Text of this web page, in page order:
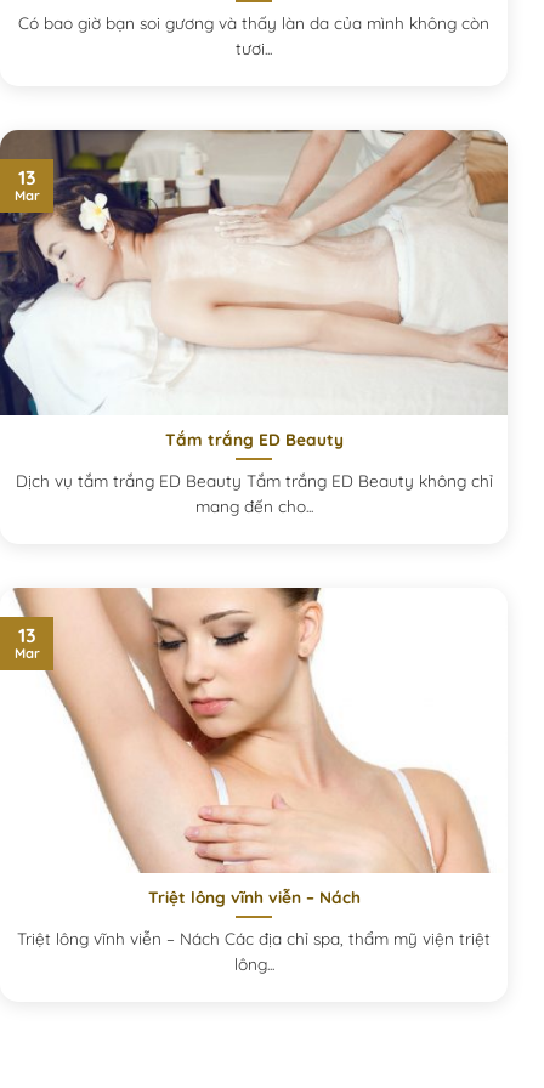
Có bao giờ bạn soi gương và thấy làn da của mình không còn
tươi...
Tắm trắng ED Beauty
Dịch vụ tắm trắng ED Beauty Tắm trắng ED Beauty không chỉ
mang đến cho...
13
Mar
Triệt lông vĩnh viễn – Nách
Triệt lông vĩnh viễn – Nách Các địa chỉ spa, thẩm mỹ viện triệt
lông...
13
Mar